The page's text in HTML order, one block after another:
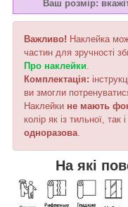
Ваш розмір:
Важливо! Наклейка
частин для зручності
Про наклейки.
Комплектація:
ви змогли
Наклейки не мають
колір як із тильної, так
одноразова.
На які